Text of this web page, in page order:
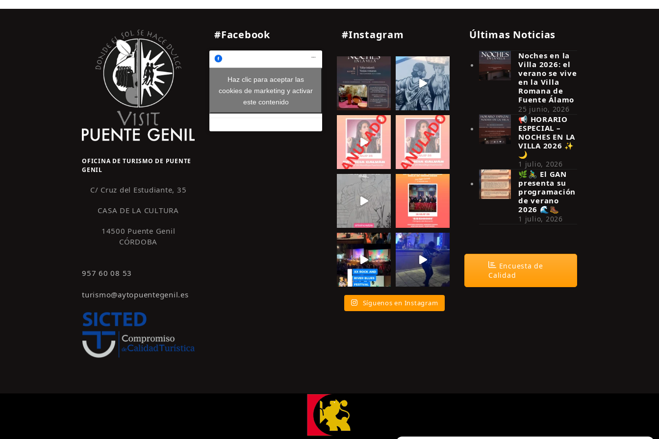
OFICINA DE TURISMO DE PUENTE
GENIL
C/ Cruz del Estudiante, 35
CASA DE LA CULTURA
14500 Puente Genil
CÓRDOBA
957 60 08 53
turismo@aytopuentegenil.es
#Facebook
Haz clic para aceptar las
cookies de marketing y activar
este contenido
#Instagram
Síguenos en Instagram
Últimas Noticias
Noches en la
Villa 2026: el
verano se vive
en la Villa
Romana de
Fuente Álamo
25 junio, 2026
📢 HORARIO
ESPECIAL –
NOCHES EN LA
VILLA 2026 ✨
🌙
1 julio, 2026
🌿🚴‍♂️ El GAN
presenta su
programación
de verano
2026 🌊🥾
1 julio, 2026
Encuesta de
Calidad